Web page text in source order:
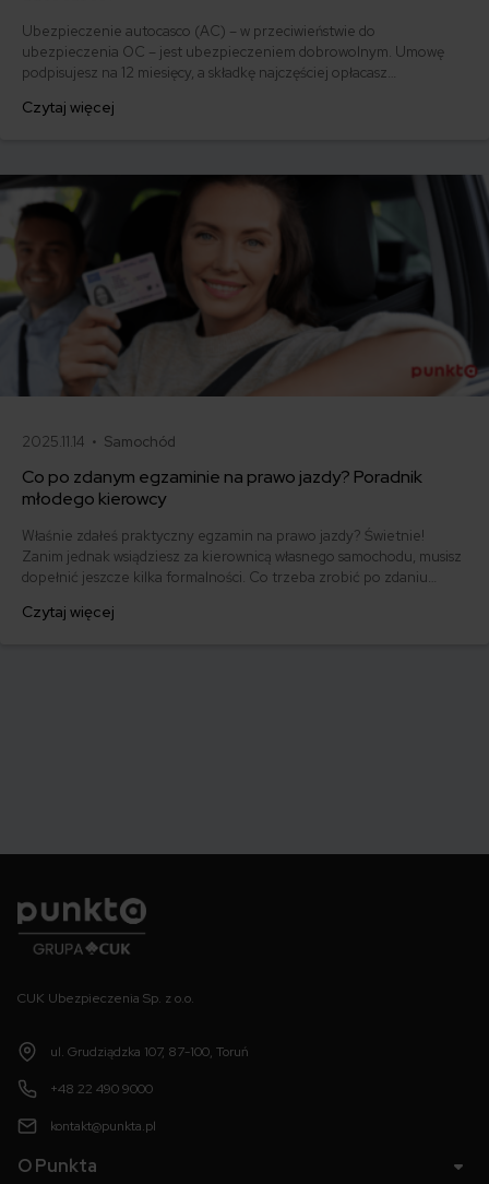
Ubezpieczenie autocasco (AC) – w przeciwieństwie do
ubezpieczenia OC – jest ubezpieczeniem dobrowolnym. Umowę
podpisujesz na 12 miesięcy, a składkę najczęściej opłacasz
ofertę lub zdecydowałeś się sprzedać samochód w trakcie trwania
Czytaj więcej
2025.11.14 • Samochód
Co po zdanym egzaminie na prawo jazdy? Poradnik
młodego kierowcy
Właśnie zdałeś praktyczny egzamin na prawo jazdy? Świetnie!
Zanim jednak wsiądziesz za kierownicą własnego samochodu, musisz
dopełnić jeszcze kilka formalności. Co trzeba zrobić po zdaniu
którym szybko załatwisz sprawy urzędowe i będziesz mógł prowadzić
Czytaj więcej
CUK Ubezpieczenia Sp. z o.o.
ul. Grudziądzka 107, 87-100, Toruń
+48 22 490 9000
kontakt@punkta.pl
O Punkta